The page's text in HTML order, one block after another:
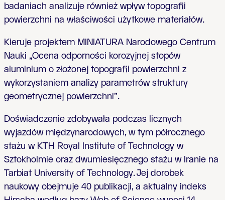
badaniach analizuje również wpływ topografii
powierzchni na właściwości użytkowe materiałów.
Kieruje projektem MINIATURA Narodowego Centrum
Nauki „Ocena odporności korozyjnej stopów
aluminium o złożonej topografii powierzchni z
wykorzystaniem analizy parametrów struktury
geometrycznej powierzchni”.
Doświadczenie zdobywała podczas licznych
wyjazdów międzynarodowych, w tym półrocznego
stażu w KTH Royal Institute of Technology w
Sztokholmie oraz dwumiesięcznego stażu w Iranie na
Tarbiat University of Technology. Jej dorobek
naukowy obejmuje 40 publikacji, a aktualny indeks